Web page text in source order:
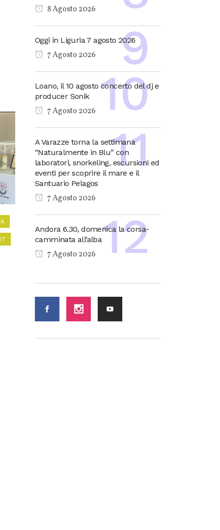
8 Agosto 2026
Oggi in Liguria 7 agosto 2026
7 Agosto 2026
Loano, il 10 agosto concerto del dj e
producer Sonik
7 Agosto 2026
A Varazze torna la settimana
“Naturalmente in Blu” con
laboratori, snorkeling, escursioni ed
eventi per scoprire il mare e il
Santuario Pelagos
7 Agosto 2026
Andora 6.30, domenica la corsa-
camminata all’alba
7 Agosto 2026